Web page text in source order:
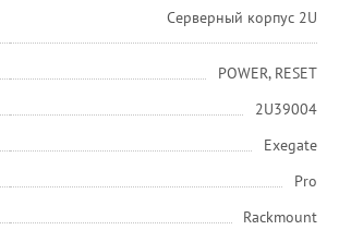
Серверный корпус 2U
POWER, RESET
2U39004
Exegate
Pro
Rackmount